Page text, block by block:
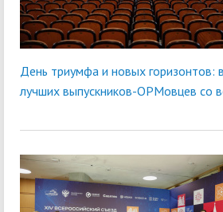
День триумфа и новых горизонтов:
лучших выпускников-ОРМовцев со